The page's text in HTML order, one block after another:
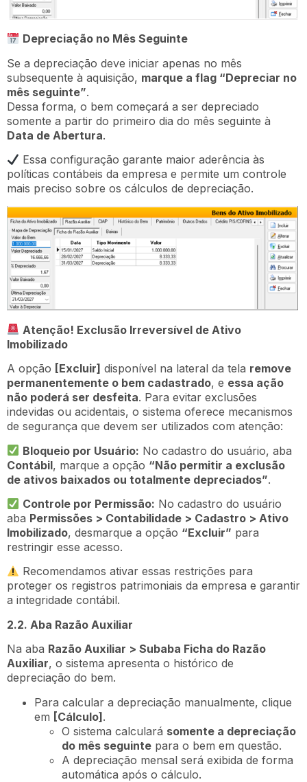
Depreciação no Mês Seguinte
Se a depreciação deve iniciar apenas no mês
subsequente à aquisição, marque a flag “Depreciar no
mês seguinte”.
Dessa forma, o bem começará a ser depreciado
somente a partir do primeiro dia do mês seguinte à
Data de Abertura.
Essa configuração garante maior aderência às
políticas contábeis da empresa e permite um controle
mais preciso sobre os cálculos de depreciação.
Atenção! Exclusão Irreversível de Ativo
Imobilizado
A opção [Excluir] disponível na lateral da tela remove
permanentemente o bem cadastrado, e essa ação
não poderá ser desfeita. Para evitar exclusões
indevidas ou acidentais, o sistema oferece mecanismos
de segurança que devem ser utilizados com atenção:
Bloqueio por Usuário: No cadastro do usuário, aba
Contábil, marque a opção “Não permitir a exclusão
de ativos baixados ou totalmente depreciados”.
Controle por Permissão: No cadastro do usuário
aba Permissões > Contabilidade > Cadastro > Ativo
Imobilizado, desmarque a opção “Excluir” para
restringir esse acesso.
Recomendamos ativar essas restrições para
proteger os registros patrimoniais da empresa e garantir
a integridade contábil.
2.2. Aba Razão Auxiliar
Na aba Razão Auxiliar > Subaba Ficha do Razão
Auxiliar, o sistema apresenta o histórico de
depreciação do bem.
Para calcular a depreciação manualmente, clique
em [Cálculo].
O sistema calculará somente a depreciação
do mês seguinte para o bem em questão.
A depreciação mensal será exibida de forma
automática após o cálculo.